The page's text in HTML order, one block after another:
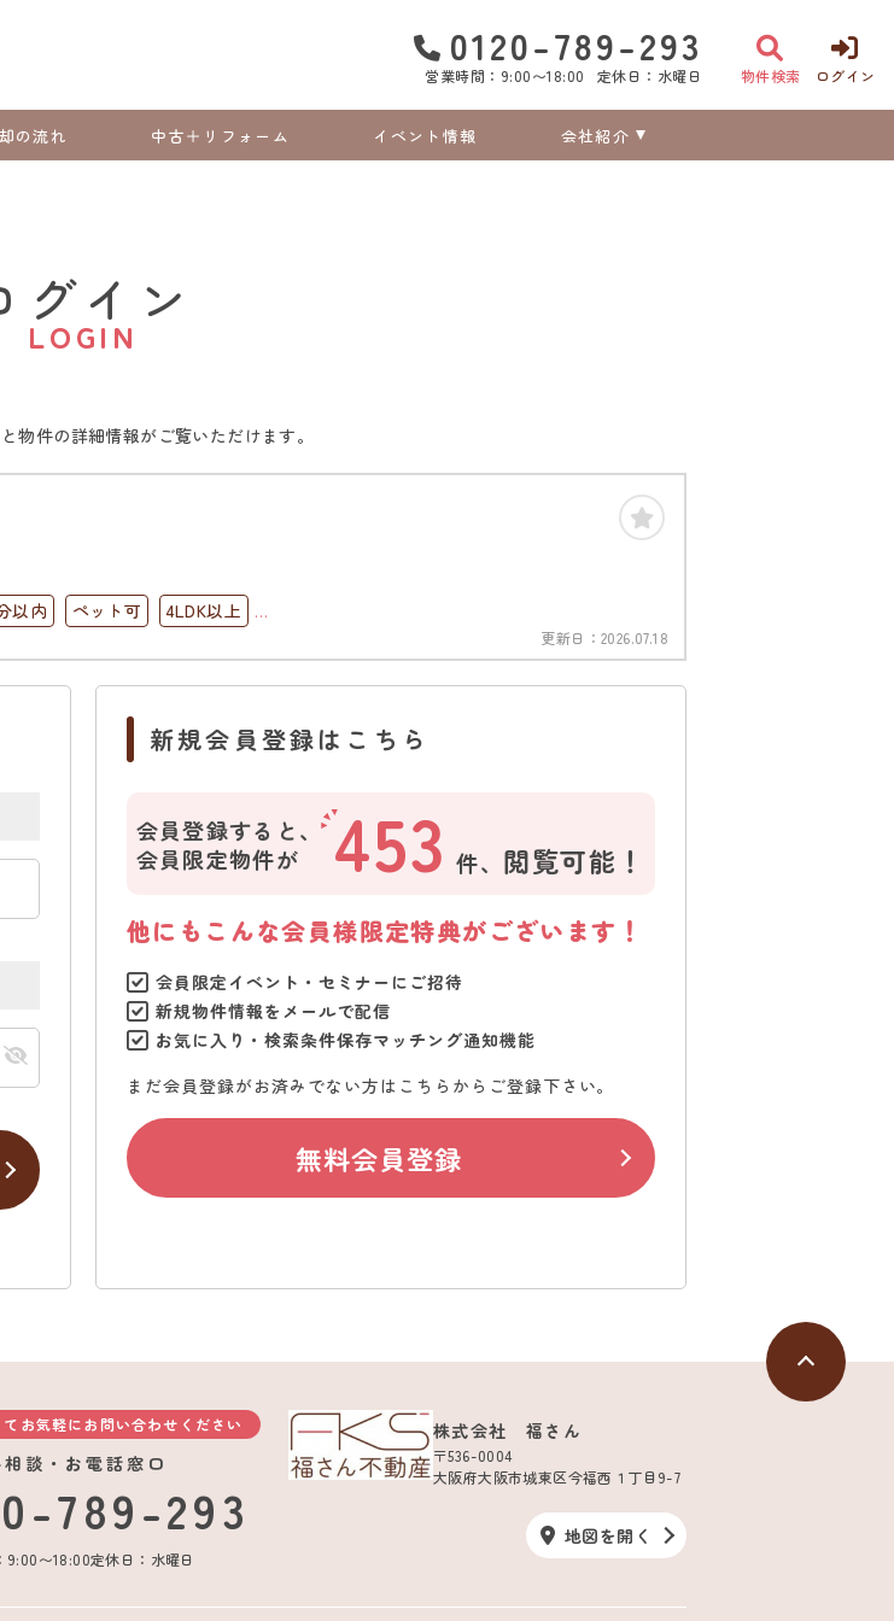
0120-789-293
営業時間：9:00〜18:00 定休日：水曜日 物件検索 ログイン
の流れ 中古＋リフォーム イベント情報 会社紹介
グイン
LOGIN
物件の詳細情報がご覧いただけます。
以内 ペット可
4LDK以上
更新日： 2026.07.18
新規会員登録はこちら
会員登録すると、
会員限定物件が
453 件、 閲覧可能！
他にもこんな会員様限定特典がございます！
会員限定イベント・セミナーにご招待
新規物件情報をメールで配信
お気に入り・検索条件保存マッチング通知機能
まだ会員登録がお済みでない方はこちらからご登録下さい。
無料会員登録
お気軽にお問い合わせください
談・お電話窓口
789-293
9:00〜18:00定休日：水曜日
株式会社 福さん
〒536-0004
大阪府大阪市城東区今福西１丁目9-7
地図を開く